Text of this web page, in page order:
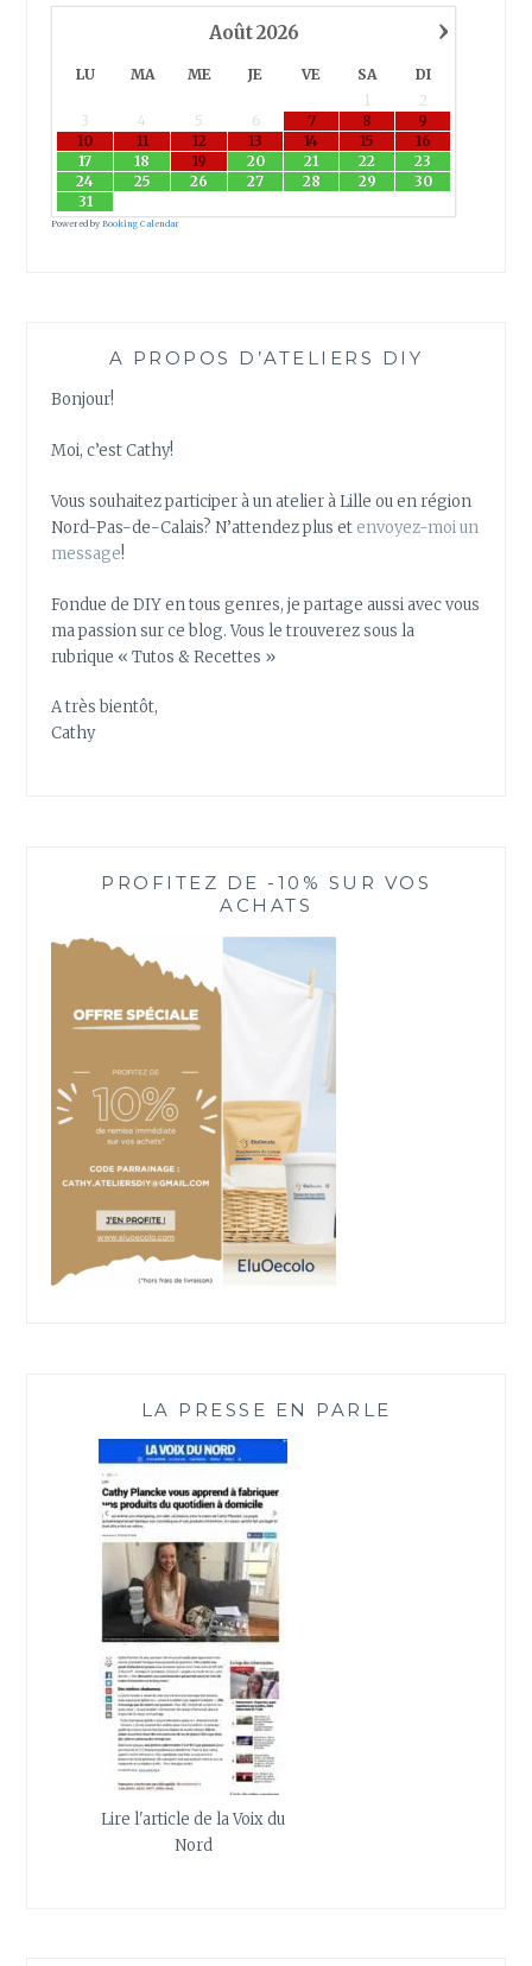
›
Août2026
LU MA ME JE VE SA
DI
1
2
3
4 5 6 7 8
9
10
11 12 13 14 15
16
17
18 19 20 21 22
23
24
25 26 27 28 29
30
31
Powered byBooking Calendar
A PROPOS D’ATELIERS DIY
Bonjour!
Moi, c’est Cathy!
Vous souhaitez participer à un atelier à Lille ou en région
Nord-Pas-de-Calais? N’attendez plus et envoyez-moi un
message!
Fondue de DIY en tous genres, je partage aussi avec vous
ma passion sur ce blog. Vous le trouverez sous la
rubrique « Tutos & Recettes »
A très bientôt,
Cathy
PROFITEZ DE -10% SUR VOS
ACHATS
LA PRESSE EN PARLE
Lire l'article de la Voix du
Nord